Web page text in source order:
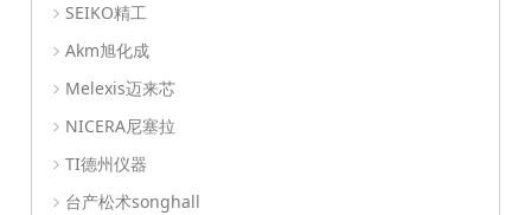
SEIKO精工
Akm旭化成
Melexis迈来芯
NICERA尼塞拉
TI德州仪器
台产松术songhall